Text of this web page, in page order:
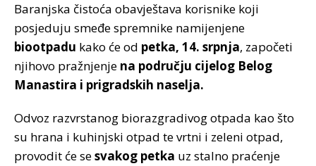
Baranjska čistoća obavještava korisnike koji
posjeduju smeđe spremnike namijenjene
biootpadu kako će od petka, 14. srpnja, započeti
njihovo pražnjenje na području cijelog Belog
Manastira i prigradskih naselja.
Odvoz razvrstanog biorazgradivog otpada kao što
su hrana i kuhinjski otpad te vrtni i zeleni otpad,
provodit će sesvakog petka uz stalno praćenje